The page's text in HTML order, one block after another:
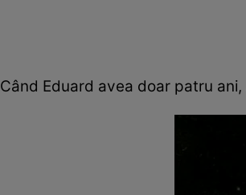
Când Eduard avea doar patru